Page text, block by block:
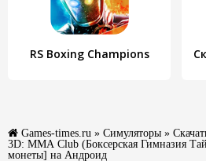
RS Boxing Champions
Games-times.ru » Симуляторы »
3D: MMA Club (Боксерская Гимназия
монеты] на Андроид